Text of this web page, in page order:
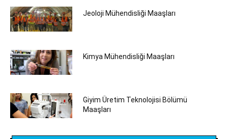
Jeoloji Mühendisliği Maaşları
Kimya Mühendisliği Maaşları
Giyim Üretim Teknolojisi Bölümü
Maaşları